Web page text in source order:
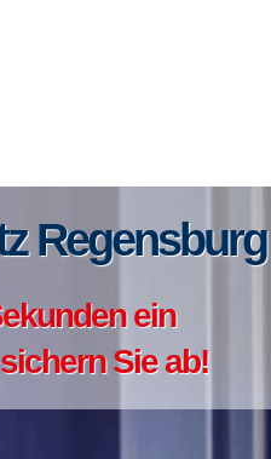
Regensburg
ein
Sie ab!